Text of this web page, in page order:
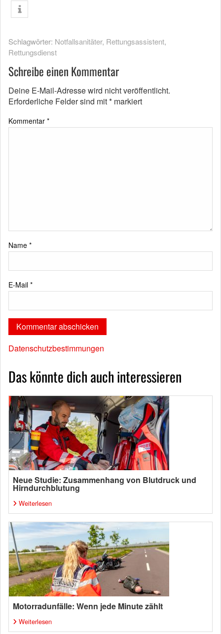
Schlagwörter: Notfallsanitäter, Rettungsassistent,
Rettungsdienst
Schreibe einen Kommentar
Deine E-Mail-Adresse wird nicht veröffentlicht.
Erforderliche Felder sind mit* markiert
Kommentar *
Name *
E-Mail *
Datenschutzbestimmungen
Das könnte dich auch interessieren
Neue Studie: Zusammenhang von Blutdruck und
Hirndurchblutung
Weiterlesen
Motorradunfälle: Wenn jede Minute zählt
Weiterlesen